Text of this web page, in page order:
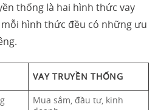
thống là hai hình thức vay
hình thức đều có những ưu
VAY TRUYỀN THỐNG
Mua sắm, đầu tư, kinh